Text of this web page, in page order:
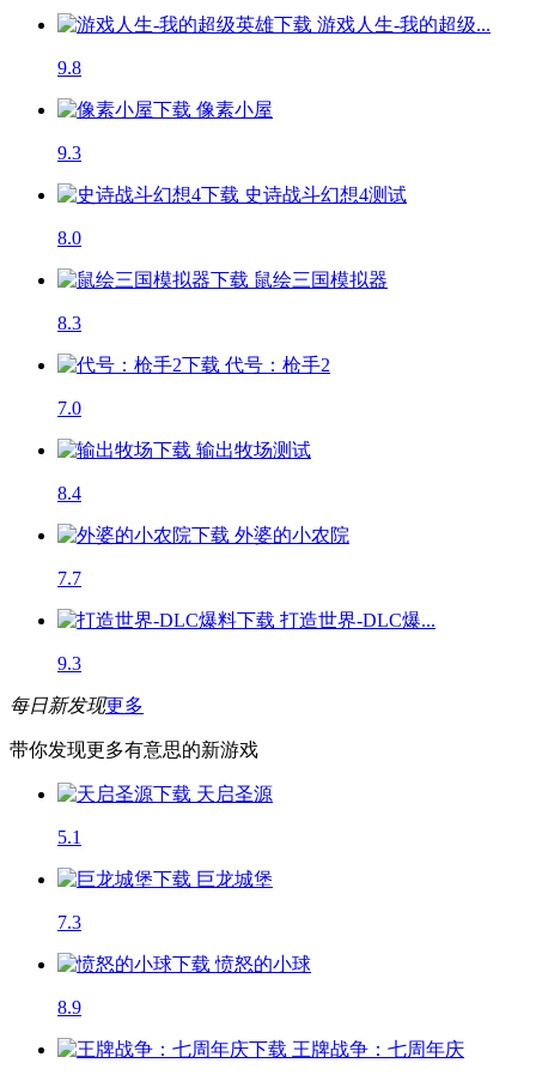
游戏人生-我的超级...
9.8
像素小屋
9.3
史诗战斗幻想4测试
8.0
鼠绘三国模拟器
8.3
代号：枪手2
7.0
输出牧场测试
8.4
外婆的小农院
7.7
打造世界-DLC爆...
9.3
每日新发现更多
带你发现更多有意思的新游戏
天启圣源
5.1
巨龙城堡
7.3
愤怒的小球
8.9
王牌战争：七周年庆